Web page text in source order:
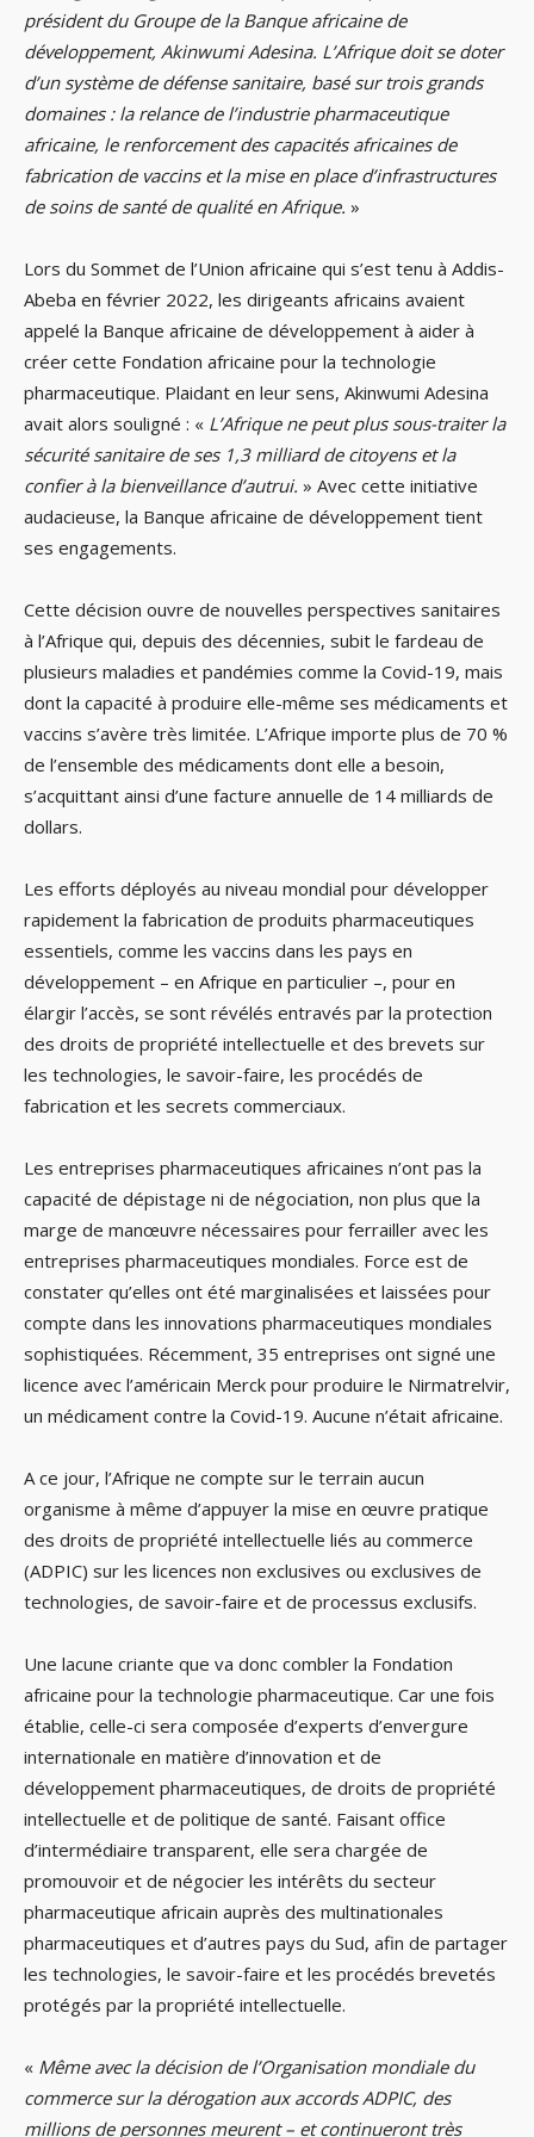
président du Groupe de la Banque africaine de
développement, Akinwumi Adesina. L’Afrique doit se doter
d’un système de défense sanitaire, basé sur trois grands
domaines : la relance de l’industrie pharmaceutique
africaine, le renforcement des capacités africaines de
fabrication de vaccins et la mise en place d’infrastructures
de soins de santé de qualité en Afrique. »
Lors du Sommet de l’Union africaine qui s’est tenu à Addis-
Abeba en février 2022, les dirigeants africains avaient
appelé la Banque africaine de développement à aider à
créer cette Fondation africaine pour la technologie
pharmaceutique. Plaidant en leur sens, Akinwumi Adesina
avait alors souligné : « L’Afrique ne peut plus sous-traiter la
sécurité sanitaire de ses 1,3 milliard de citoyens et la
confier à la bienveillance d’autrui. » Avec cette initiative
audacieuse, la Banque africaine de développement tient
ses engagements.
Cette décision ouvre de nouvelles perspectives sanitaires
à l’Afrique qui, depuis des décennies, subit le fardeau de
plusieurs maladies et pandémies comme la Covid-19, mais
dont la capacité à produire elle-même ses médicaments et
vaccins s’avère très limitée. L’Afrique importe plus de 70 %
de l’ensemble des médicaments dont elle a besoin,
s’acquittant ainsi d’une facture annuelle de 14 milliards de
dollars.
Les efforts déployés au niveau mondial pour développer
rapidement la fabrication de produits pharmaceutiques
essentiels, comme les vaccins dans les pays en
développement – en Afrique en particulier –, pour en
élargir l’accès, se sont révélés entravés par la protection
des droits de propriété intellectuelle et des brevets sur
les technologies, le savoir-faire, les procédés de
fabrication et les secrets commerciaux.
Les entreprises pharmaceutiques africaines n’ont pas la
capacité de dépistage ni de négociation, non plus que la
marge de manœuvre nécessaires pour ferrailler avec les
entreprises pharmaceutiques mondiales. Force est de
constater qu’elles ont été marginalisées et laissées pour
compte dans les innovations pharmaceutiques mondiales
sophistiquées. Récemment, 35 entreprises ont signé une
licence avec l’américain Merck pour produire le Nirmatrelvir,
un médicament contre la Covid-19. Aucune n’était africaine.
A ce jour, l’Afrique ne compte sur le terrain aucun
organisme à même d’appuyer la mise en œuvre pratique
des droits de propriété intellectuelle liés au commerce
(ADPIC) sur les licences non exclusives ou exclusives de
technologies, de savoir-faire et de processus exclusifs.
Une lacune criante que va donc combler la Fondation
africaine pour la technologie pharmaceutique. Car une fois
établie, celle-ci sera composée d’experts d’envergure
internationale en matière d’innovation et de
développement pharmaceutiques, de droits de propriété
intellectuelle et de politique de santé. Faisant office
d’intermédiaire transparent, elle sera chargée de
promouvoir et de négocier les intérêts du secteur
pharmaceutique africain auprès des multinationales
pharmaceutiques et d’autres pays du Sud, afin de partager
les technologies, le savoir-faire et les procédés brevetés
protégés par la propriété intellectuelle.
« Même avec la décision de l’Organisation mondiale du
commerce sur la dérogation aux accords ADPIC, des
millions de personnes meurent – et continueront très